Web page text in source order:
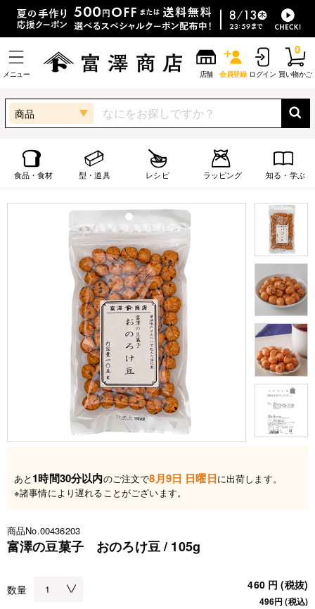
メニュー 店舗 会員登録 ログイン 買い物かご
0
商品
食品・食材 型・道具 レシピ ラッピング 知る・学ぶ
あと 1時間30分以内のご注文で8月9日 日曜日に出荷します。
※諸事情により遅れることがございます。
商品No.00436203
富澤の豆菓子 おのろけ豆 / 105g
数量 460 円 (税抜)
496円 (税込)